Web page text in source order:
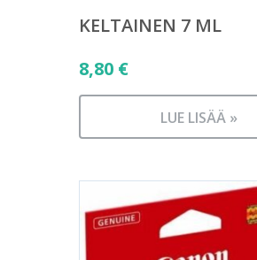
KELTAINEN 7 ML
8,80 €
LUE LISÄÄ »